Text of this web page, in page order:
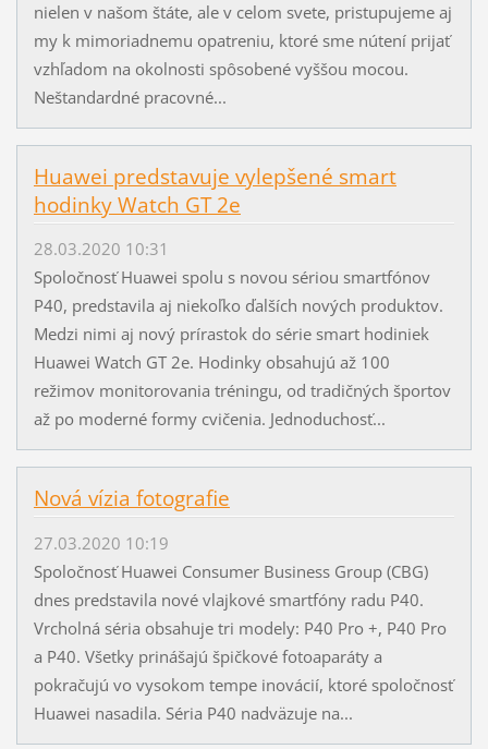
nielen v našom štáte, ale v celom svete, pristupujeme aj
my k mimoriadnemu opatreniu, ktoré sme nútení prijať
vzhľadom na okolnosti spôsobené vyššou mocou.
Neštandardné pracovné...
Huawei predstavuje vylepšené smart
hodinky Watch GT 2e
28.03.2020 10:31
Spoločnosť Huawei spolu s novou sériou smartfónov
P40, predstavila aj niekoľko ďalších nových produktov.
Medzi nimi aj nový prírastok do série smart hodiniek
Huawei Watch GT 2e. Hodinky obsahujú až 100
režimov monitorovania tréningu, od tradičných športov
až po moderné formy cvičenia. Jednoduchosť...
Nová vízia fotografie
27.03.2020 10:19
Spoločnosť Huawei Consumer Business Group (CBG)
dnes predstavila nové vlajkové smartfóny radu P40.
Vrcholná séria obsahuje tri modely: P40 Pro +, P40 Pro
a P40. Všetky prinášajú špičkové fotoaparáty a
pokračujú vo vysokom tempe inovácií, ktoré spoločnosť
Huawei nasadila. Séria P40 nadväzuje na...